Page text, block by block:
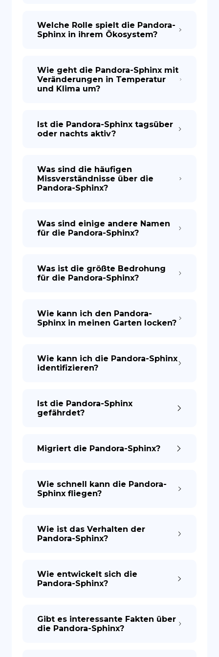
Welche Rolle spielt die Pandora-
Sphinx in ihrem Ökosystem?
Wie geht die Pandora-Sphinx mit
Veränderungen in Temperatur
und Klima um?
Ist die Pandora-Sphinx tagsüber
oder nachts aktiv?
Was sind die häufigen
Missverständnisse über die
Pandora-Sphinx?
Was sind einige andere Namen
für die Pandora-Sphinx?
Was ist die größte Bedrohung
für die Pandora-Sphinx?
Wie kann ich den Pandora-
Sphinx in meinen Garten locken?
Wie kann ich die Pandora-Sphinx
identifizieren?
Ist die Pandora-Sphinx
gefährdet?
Migriert die Pandora-Sphinx?
Wie schnell kann die Pandora-
Sphinx fliegen?
Wie ist das Verhalten der
Pandora-Sphinx?
Wie entwickelt sich die
Pandora-Sphinx?
Gibt es interessante Fakten über
die Pandora-Sphinx?